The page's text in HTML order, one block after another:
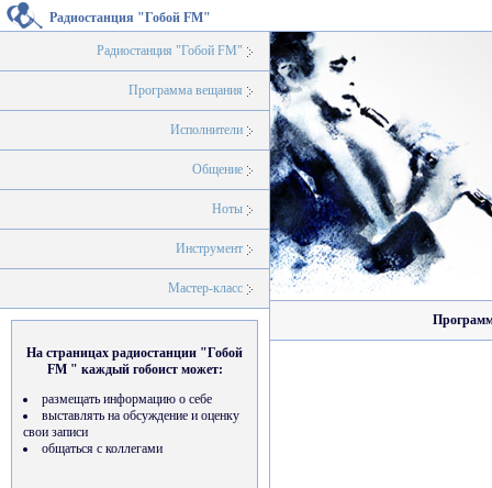
Радиостанция "Гобой FM"
Радиостанция "Гобой FM"
Программа вещания
Исполнители
Общение
Ноты
Инструмент
Мастер-класс
На страницах радиостанции "Гобой
FM " каждый гобоист может:
размещать информацию о себе
выставлять на обсуждение и оценку
свои записи
общаться с коллегами